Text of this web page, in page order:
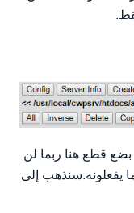
بضع قطع هنا ربما لن
يفعلونه.سنذهب إلى